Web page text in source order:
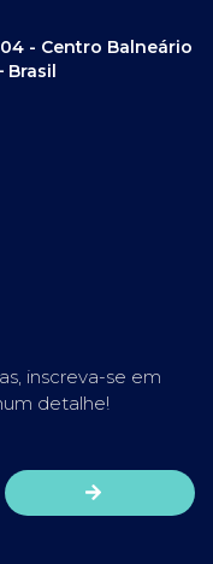
- Centro Balneário
Brasil
inscreva-se em
detalhe!